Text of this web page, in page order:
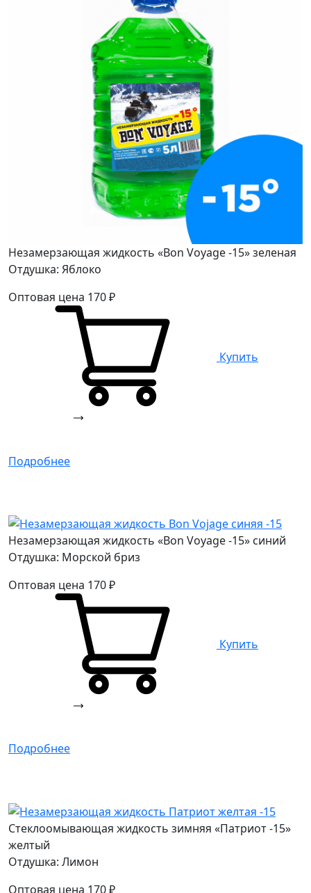
Незамерзающая жидкость «Bon Voyage -15» зеленая
Отдушка: Яблоко
Оптовая цена 170₽
Купить
Подробнее
Незамерзающая жидкость «Bon Voyage -15» синий
Отдушка: Морской бриз
Оптовая цена 170₽
Купить
Подробнее
Стеклоомывающая жидкость зимняя «Патриот -15»
желтый
Отдушка: Лимон
Оптовая цена 170₽